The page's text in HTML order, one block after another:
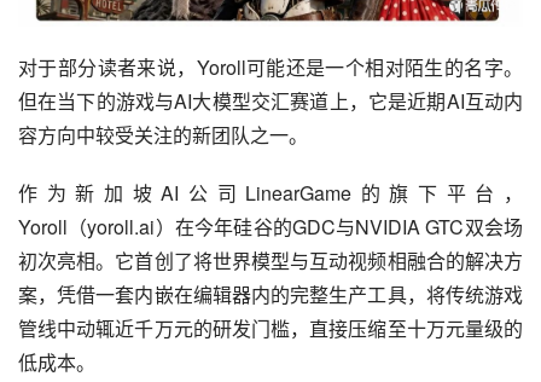
对于部分读者来说，Yoroll可能还是一个相对陌生的名字。
但在当下的游戏与AI大模型交汇赛道上，它是近期AI互动内
容方向中较受关注的新团队之一。
作为新加坡AI公司LinearGame的旗下平台，
Yoroll（yoroll.ai）在今年硅谷的GDC与NVIDIA GTC双会场
初次亮相。它首创了将世界模型与互动视频相融合的解决方
案，凭借一套内嵌在编辑器内的完整生产工具，将传统游戏
管线中动辄近千万元的研发门槛，直接压缩至十万元量级的
低成本。